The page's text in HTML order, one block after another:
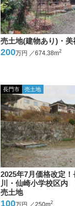
売土地(建物あり)・美
200万円 ／674.38m2
2025年7月価格改定
川・仙崎小学校区内
売土地
長門市 売土地
100万円 ／250m2